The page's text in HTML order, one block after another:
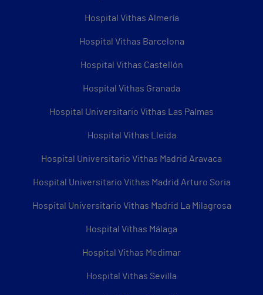
Hospital Vithas Almería
Hospital Vithas Barcelona
Hospital Vithas Castellón
Hospital Vithas Granada
Hospital Universitario Vithas Las Palmas
Hospital Vithas Lleida
Hospital Universitario Vithas Madrid Aravaca
Hospital Universitario Vithas Madrid Arturo Soria
Hospital Universitario Vithas Madrid La Milagrosa
Hospital Vithas Málaga
Hospital Vithas Medimar
Hospital Vithas Sevilla